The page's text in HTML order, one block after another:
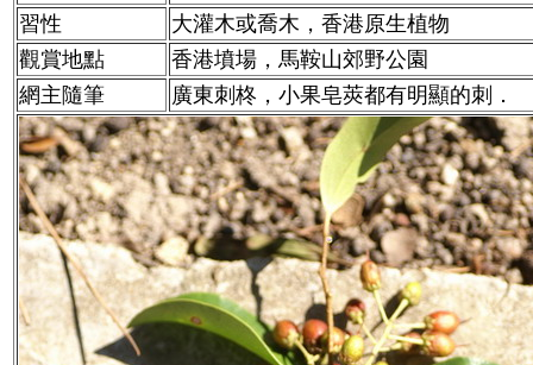
習性
大灌木或喬木，香港原生植物
觀賞地點
香港墳場，馬鞍山郊野公園
網主隨筆
廣東刺柊，小果皂莢都有明顯的刺．